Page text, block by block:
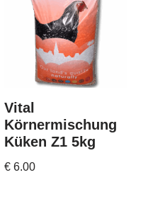
Vital
Körnermischung
Küken Z1 5kg
€6.00